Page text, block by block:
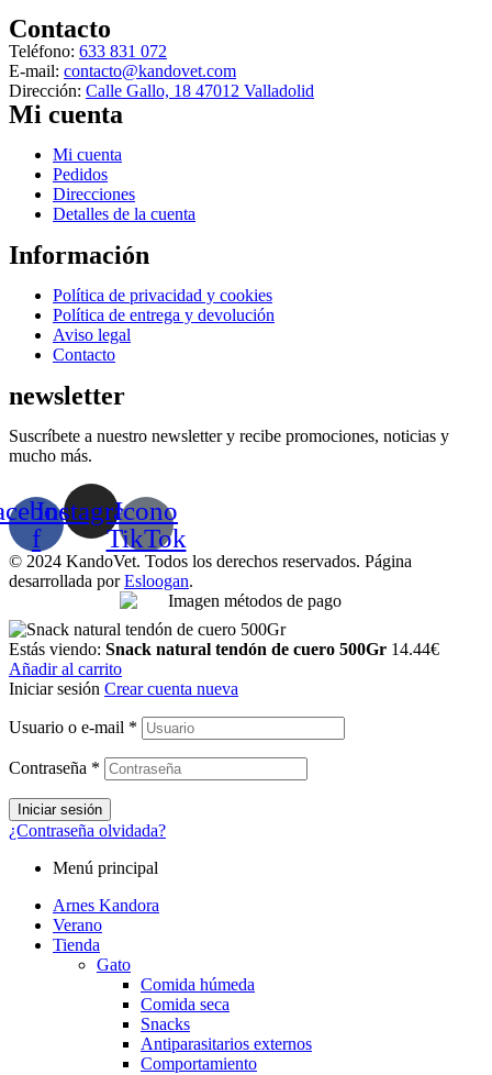
Contacto
Teléfono: 633 831 072
E-mail: contacto@kandovet.com
Dirección: Calle Gallo, 18 47012 Valladolid
Mi cuenta
Menú
Mi cuenta
Pedidos
Direcciones
Detalles de la cuenta
Información
Menú
Política de privacidad y cookies
Política de entrega y devolución
Aviso legal
Contacto
newsletter
Suscríbete a nuestro newsletter y recibe promociones, noticias y
mucho más.
f
InstagramIcono
TikTok
© 2024 KandoVet. Todos los derechos reservados. Página
desarrollada porEsloogan.
Estás viendo: Snack natural tendón de cuero 500Gr 14.44€
Añadir al carrito
Iniciar sesión Crear cuenta nueva
Usuario o e-mail *
Contraseña *
Iniciar sesión
¿Contraseña olvidada?
Menú principal
Arnes Kandora
Verano
Tienda
Gato
Comida húmeda
Comida seca
Snacks
Antiparasitarios externos
Comportamiento